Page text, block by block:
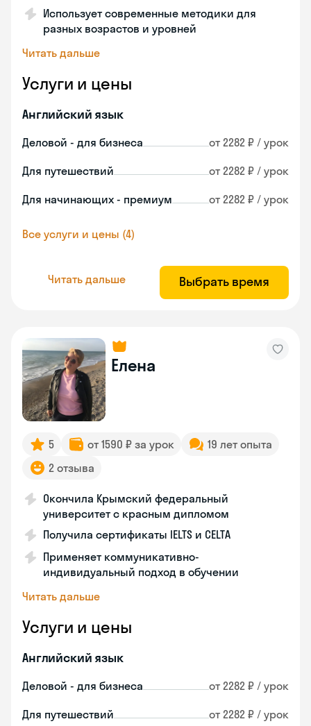
Использует современные методики для
разных возрастов и уровней
Читать дальше
Услуги и цены
Английский язык
Деловой - для бизнеса от 2282 ₽ / урок
Для путешествий от 2282 ₽ / урок
Для начинающих - премиум от 2282 ₽ / урок
Все услуги и цены (4)
Читать дальше Выбрать время
Елена
5 от 1590 ₽ за урок
19 лет опыта
2 отзыва
Окончила Крымский федеральный
университет с красным дипломом
Получила сертификаты IELTS и CELTA
Применяет коммуникативно-
индивидуальный подход в обучении
Читать дальше
Услуги и цены
Английский язык
Деловой - для бизнеса от 2282 ₽ / урок
Для путешествий от 2282 ₽ / урок